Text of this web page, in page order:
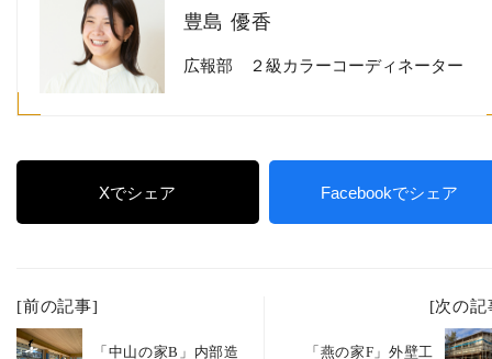
豊島 優香
広報部 ２級カラーコーディネーター
Xでシェア Facebookでシェア
[前の記事]
「中山の家B」内部造
[次の記
「燕の家F」外壁工